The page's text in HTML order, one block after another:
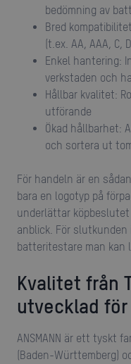
bedömning av
Bred kompatibilitet: Passar för vanliga batteristorlekar
(t.ex. AA, AAA, C,
Enkel hantering: Intuitiv design för hemmet, kontoret,
verkstaden och
Hållbar kvalitet: Robusta material och testat
utförande
Ökad hållbarhet: Använd fungerande batterier längre
och sortera ut
För handeln är en sådan kvalitetsstämpel mycket mer än
bara en logotyp på
underlättar
anblick. För
batteritestare man kan
Kvalitet från Tyskland –
utvecklad för
ANSMANN är ett tyskt familjeföretag med säte i Assamstadt
(Baden-Württemberg)